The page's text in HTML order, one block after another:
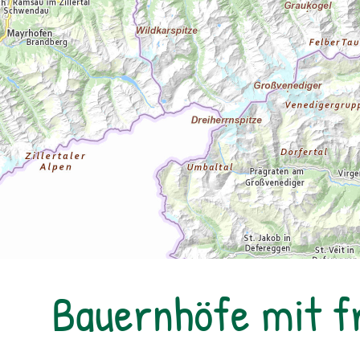
Bauernhöfe mit